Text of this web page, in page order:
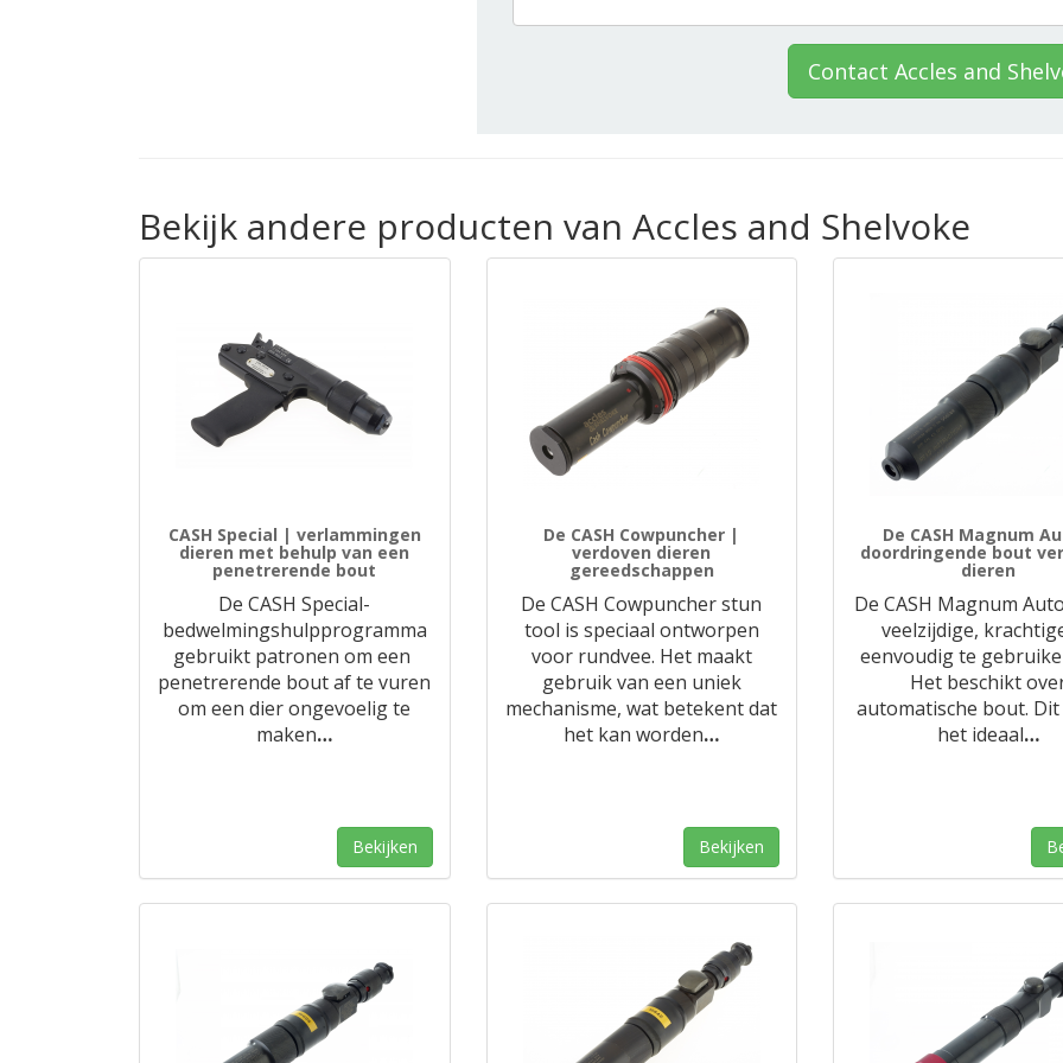
Contact Accles and
Bekijk andere producten van Accles and Shelvoke
CASH Special | verlammingen
dieren met behulp van een
penetrerende bout
De CASH Special-
bedwelmingshulpprogramma
gebruikt patronen om een ​​
penetrerende bout af te vuren
om een ​​dier ongevoelig te
maken…
Bekijken
De CASH Cowpuncher |
verdoven dieren
gereedschappen
De CASH Cowpuncher stun
tool is speciaal ontworpen
voor rundvee. Het maakt
gebruik van een uniek
mechanisme, wat betekent dat
het kan worden…
Bekijken
De CASH Magnum
doordringende bout
dieren
De CASH Magnum
veelzijdige,
eenvoudig te
Het beschikt
automatische bout.
het ideaal…